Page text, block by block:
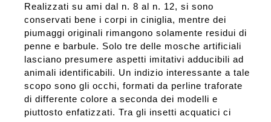
Realizzati su ami dal n. 8 al n. 12, si sono
conservati bene i corpi in ciniglia, mentre dei
piumaggi originali rimangono solamente residui di
penne e barbule. Solo tre delle mosche artificiali
lasciano presumere aspetti imitativi adducibili ad
animali identificabili. Un indizio interessante a tale
scopo sono gli occhi, formati da perline traforate
di differente colore a seconda dei modelli e
piuttosto enfatizzati. Tra gli insetti acquatici ci